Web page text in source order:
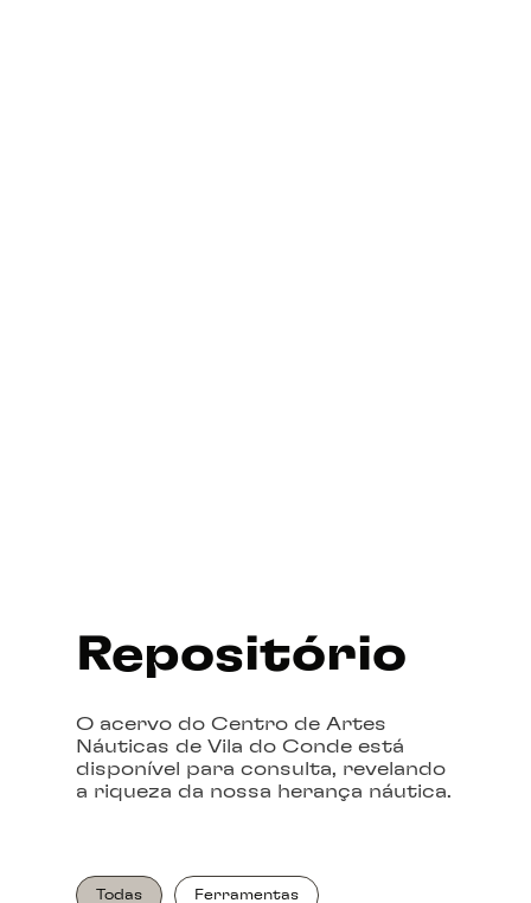
Repositório
O acervo do Centro de Artes
Náuticas de Vila do Conde está
disponível para consulta, revelando
a riqueza da nossa herança náutica.
Todas Ferramentas